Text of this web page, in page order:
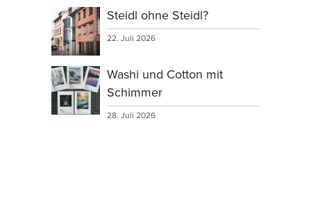
Steidl ohne Steidl?
22. Juli 2026
Washi und Cotton mit
Schimmer
28. Juli 2026